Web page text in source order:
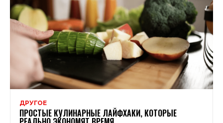
ДРУГОЕ
ПРОСТЫЕ КУЛИНАРНЫЕ ЛАЙФХАКИ, КОТОРЫЕ